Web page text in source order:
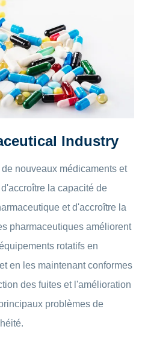
Industry
nouveaux médicaments et
la capacité de
et d'accroître la
pharmaceutiques améliorent
rotatifs en
en les maintenant conformes
des fuites et l'amélioration
problèmes de